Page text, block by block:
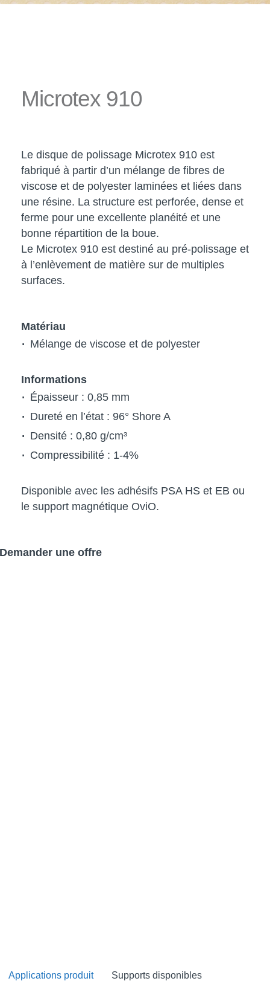
Microtex 910
Le disque de polissage Microtex 910 est
fabriqué à partir d’un mélange de fibres de
viscose et de polyester laminées et liées dans
une résine. La structure est perforée, dense et
ferme pour une excellente planéité et une
bonne répartition de la boue.
Le Microtex 910 est destiné au pré-polissage et
à l’enlèvement de matière sur de multiples
surfaces.
Matériau
Mélange de viscose et de polyester
Informations
Épaisseur : 0,85 mm
Dureté en l’état : 96° Shore A
Densité : 0,80 g/cm³
Compressibilité : 1-4%
Disponible avec les adhésifs PSA HS et EB ou
le support magnétique OviO.
une offre
Applications produit Supports disponibles